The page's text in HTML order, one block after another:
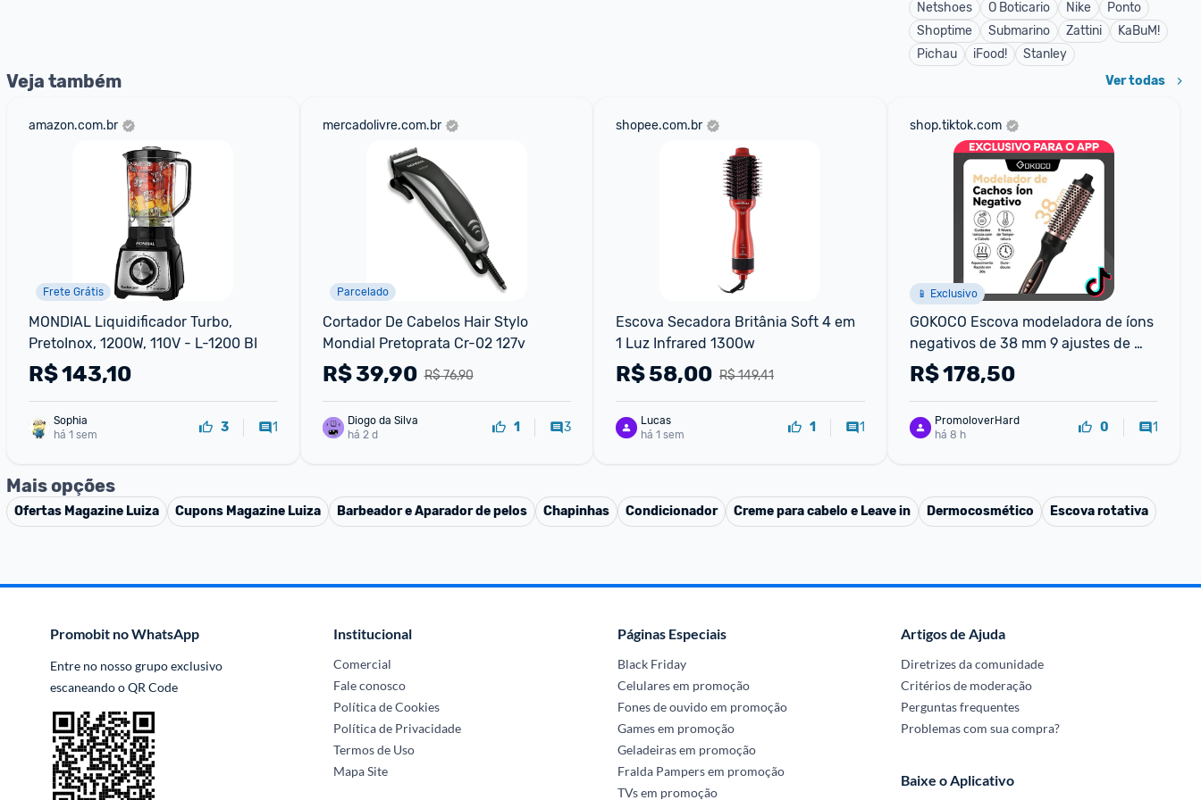
Netshoes
O Boticario Nike
Ponto
Shoptime
Submarino Zattini
KaBuM!
Pichau
iFood! Stanley
Veja também Ver todas
amazon.com.br
Frete Grátis
MONDIAL Liquidificador Turbo,
PretoInox, 1200W, 110V - L-1200 BI
R$143,10
Sophia
há 1 sem
3 1
mercadolivre.com.br
Parcelado
Cortador De Cabelos Hair Stylo
Mondial Pretoprata Cr-02 127v
R$ 76,90
R$39,90
Diogo da Silva
há 2 d
1 3
shopee.com.br
Escova Secadora Britânia Soft 4 em
1 Luz Infrared 1300w
R$ 149,41
R$58,00
Lucas
há 1 sem
1 1
shop.tiktok.com
📱 Exclusivo
GOKOCO Escova modeladora de íons
negativos de 38 mm 9 ajustes de
temperatura liso ou cacheado
secagem rápida te
R$178,50
PromoloverHard
há 8 h
0 1
Mais opções
Ofertas Magazine Luiza Cupons Magazine Luiza Barbeador e Aparador de pelos Chapinhas Condicionador Creme para cabelo e Leave in Dermocosmético Escova rotativa
Promobit no WhatsApp
Entre no nosso grupo exclusivo
escaneando o QR Code
Institucional
Comercial
Fale conosco
Política de Cookies
Política de Privacidade
Termos de Uso
Mapa Site
Páginas Especiais
Black Friday
Celulares em promoção
Fones de ouvido em promoção
Games em promoção
Geladeiras em promoção
Fralda Pampers em promoção
TVs em promoção
Artigos de Ajuda
Diretrizes da comunidade
Critérios de moderação
Perguntas frequentes
Problemas com sua compra?
Baixe o Aplicativo